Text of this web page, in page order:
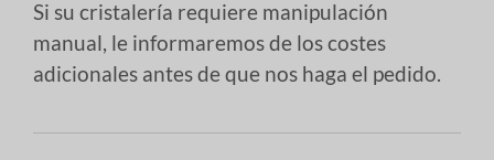
Si su cristalería requiere manipulación
manual, le informaremos de los costes
adicionales antes de que nos haga el pedido.